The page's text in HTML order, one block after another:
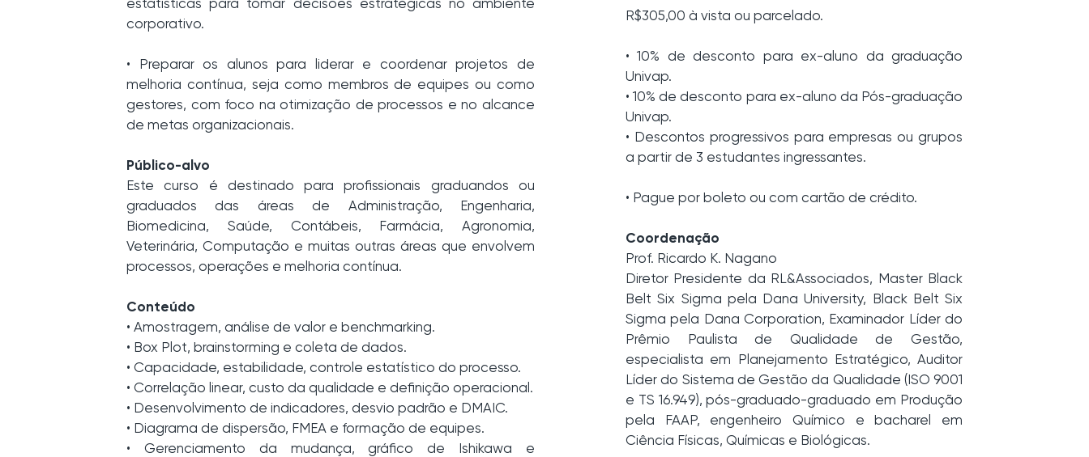
estatísticas para tomar decisões estratégicas no ambiente
corporativo.
• Preparar os alunos para liderar e coordenar projetos de
melhoria contínua, seja como membros de equipes ou como
gestores, com foco na otimização de processos e no alcance
de metas organizacionais.
Público-alvo
Este curso é destinado para profissionais graduandos ou
graduados das áreas de Administração, Engenharia,
Biomedicina, Saúde, Contábeis, Farmácia, Agronomia,
Veterinária, Computação e muitas outras áreas que envolvem
processos, operações e melhoria contínua.
Conteúdo
• Amostragem, análise de valor e benchmarking.
• Box Plot, brainstorming e coleta de dados.
• Capacidade, estabilidade, controle estatístico do processo.
• Correlação linear, custo da qualidade e definição operacional.
• Desenvolvimento de indicadores, desvio padrão e DMAIC.
• Diagrama de dispersão, FMEA e formação de equipes.
• Gerenciamento da mudança, gráfico de Ishikawa e
R$305,00 à vista ou parcelado.
• 10% de desconto para ex-aluno da graduação
Univap.
• 10% de desconto para ex-aluno da Pós-graduação
Univap.
• Descontos progressivos para empresas ou grupos
a partir de 3 estudantes ingressantes.
• Pague por boleto ou com cartão de crédito.
Coordenação
Prof. Ricardo K. Nagano
Diretor Presidente da RL&Associados, Master Black
Belt Six Sigma pela Dana University, Black Belt Six
Sigma pela Dana Corporation, Examinador Líder do
Prêmio Paulista de Qualidade de Gestão,
especialista em Planejamento Estratégico, Auditor
Líder do Sistema de Gestão da Qualidade (ISO 9001
e TS 16.949), pós-graduado-graduado em Produção
pela FAAP, engenheiro Químico e bacharel em
Ciência Físicas, Químicas e Biológicas.